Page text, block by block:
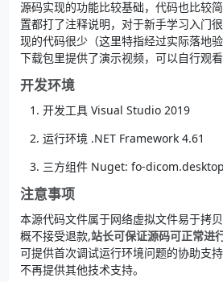
源码实现的功能比较基础，代码也比较
置都打了注释说明，对于新手学习入门
现的代码很少（这里特指经过实际落地
下载包里提供了演示视频，可以自行观
开发环境
开发工具 Visual Studio 2019
运行环境 .NET Framework 4.61
三方组件 Nuget: fo-
注意事项
本源代码文件属于网络虚拟文件易于拷
概不接受退款,站长可保证源码可正常进
可提供首次调试运行环境问题的协助支
不再提供其他技术支持。